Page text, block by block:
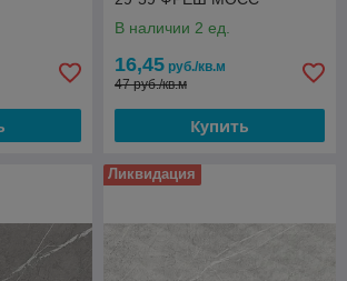
В наличии 2 ед.
16,45 руб./кв.м
47 руб./кв.м
Купить
Ликвидация